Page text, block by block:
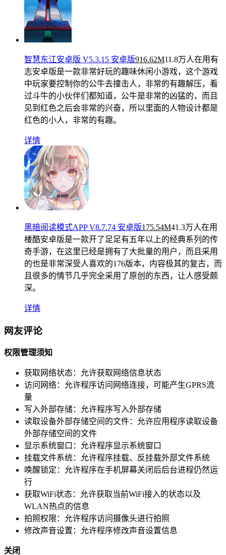
智慧东江安卓版 V5.3.15 安卓版916.62M11.8万人在用有
志安卓版是一款非常好玩的趣味休闲小游戏，这个游戏
中玩家要控制你的公牛去撞击人，非常的有趣解压，看
过斗牛的小伙伴们都知道，公牛是非常的凶猛的，而且
见到红色之后会非常的兴奋，所以里面的人物设计都是
红色的小人，非常的有趣。
详情
黑暗阅读模式APP V8.7.74 安卓版175.54M41.3万人在用
楼酷安卓版是一款开了足足有五年以上的经典系列的传
奇手游，在这里已经是拥有了大批量的用户，而且采用
的也是非常深受人喜欢的176版本，内容极其的复古，而
且很多的情节几乎完全采用了原创的东西，让人感受颇
深。
详情
网友评论
权限管理须知
获取网络状态：
允许获取网络信息状态
访问网络：
允许程序访问网络连接，可能产生GPRS流
量
写入外部存储：
允许程序写入外部存储
读取设备外部存储空间的文件：
允许应用程序读取设备
外部存储空间的文件
显示系统窗口：
允许程序显示系统窗口
挂载文件系统：
允许程序挂载、反挂载外部文件系统
唤醒锁定：
允许程序在手机屏幕关闭后后台进程仍然运
行
获取WiFi状态：
允许获取当前WiFi接入的状态以及
WLAN热点的信息
拍照权限：
允许程序访问摄像头进行拍照
修改声音设置：
允许程序修改声音设置信息
关闭